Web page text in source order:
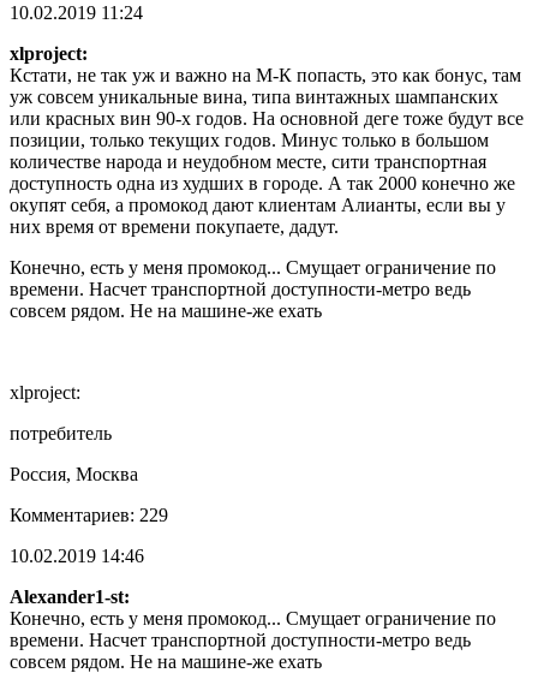
10.02.2019 11:24
xlproject:
Кстати, не так уж и важно на М-К попасть, это как бонус, там
уж совсем уникальные вина, типа винтажных шампанских
или красных вин 90-х годов. На основной деге тоже будут все
позиции, только текущих годов. Минус только в большом
количестве народа и неудобном месте, сити транспортная
доступность одна из худших в городе. А так 2000 конечно же
окупят себя, а промокод дают клиентам Алианты, если вы у
них время от времени покупаете, дадут.
Конечно, есть у меня промокод... Смущает ограничение по
времени. Насчет транспортной доступности-метро ведь
совсем рядом. Не на машине-же ехать
xlproject:
потребитель
Россия, Москва
Комментариев: 229
10.02.2019 14:46
Alexander1-st:
Конечно, есть у меня промокод... Смущает ограничение по
времени. Насчет транспортной доступности-метро ведь
совсем рядом. Не на машине-же ехать